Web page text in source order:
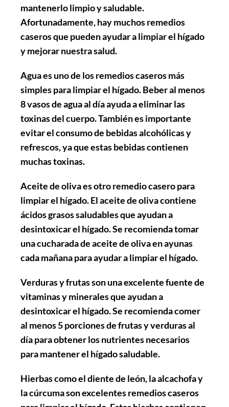
mantenerlo limpio y saludable.
Afortunadamente, hay muchos remedios
caseros que pueden ayudar a limpiar el hígado
y mejorar nuestra salud.
Aguaes uno de los remedios caseros más
simples para limpiar el hígado. Beber al menos
8 vasos de agua al día ayuda a eliminar las
toxinas del cuerpo. También es importante
evitar el consumo de bebidas alcohólicas y
refrescos, ya que estas bebidas contienen
muchas toxinas.
Aceite de olivaes otro remedio casero para
limpiar el hígado. El aceite de oliva contiene
ácidos grasos saludables que ayudan a
desintoxicar el hígado. Se recomienda tomar
una cucharada de aceite de oliva en ayunas
cada mañana para ayudar a limpiar el hígado.
Verduras y frutasson una excelente fuente de
vitaminas y minerales que ayudan a
desintoxicar el hígado. Se recomienda comer
al menos 5 porciones de frutas y verduras al
día para obtener los nutrientes necesarios
para mantener el hígado saludable.
Hierbascomo el diente de león, la alcachofa y
la cúrcuma son excelentes remedios caseros